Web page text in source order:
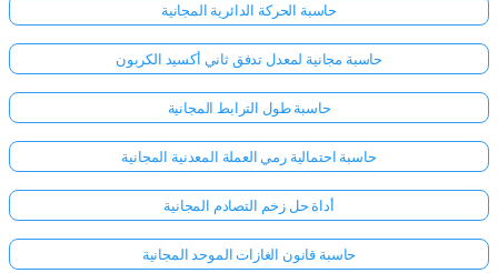
حاسبة الحركة الدائرية المجانية
حاسبة مجانية لمعدل تدفق ثاني أكسيد الكربون
حاسبة طول الترابط المجانية
حاسبة احتمالية رمي العملة المعدنية المجانية
أداة حل زخم التصادم المجانية
حاسبة قانون الغازات الموحد المجانية